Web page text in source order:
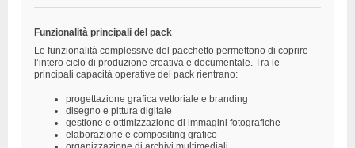
Funzionalità principali del pack
Le funzionalità complessive del pacchetto permettono di coprire
l’intero ciclo di produzione creativa e documentale. Tra le
principali capacità operative del pack rientrano:
progettazione grafica vettoriale e branding
disegno e pittura digitale
gestione e ottimizzazione di immagini fotografiche
elaborazione e compositing grafico